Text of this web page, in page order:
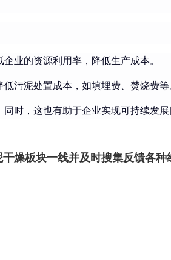
业的资源利用率，降低生产成本。
污泥处置成本，如填埋费、焚烧费等
时，这也有助于企业实现可持续发展
燥板块一线并及时搜集反馈各